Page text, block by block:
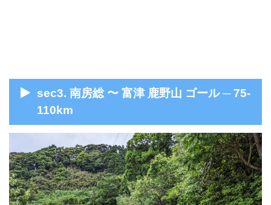
sec3. 南房総 〜 富津 鹿野山 ゴール ─ 75-
110km